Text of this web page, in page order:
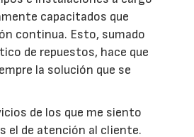
capacitados que
continua. Esto, sumado
de repuestos, hace que
la solución que se
de los que me siento
el de atención al cliente.